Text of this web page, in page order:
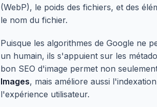
(WebP), le poids des fichiers, et des
le nom du fichier.
Puisque les algorithmes de Google ne
un humain, ils s'appuient sur les
bon SEO d'image permet non
Images, mais améliore aussi
l'expérience utilisateur.